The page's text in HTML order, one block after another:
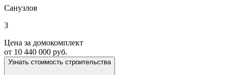
Санузлов
3
Цена за домокомплект
от 10 440 000 руб.
Узнать стоимость строительства